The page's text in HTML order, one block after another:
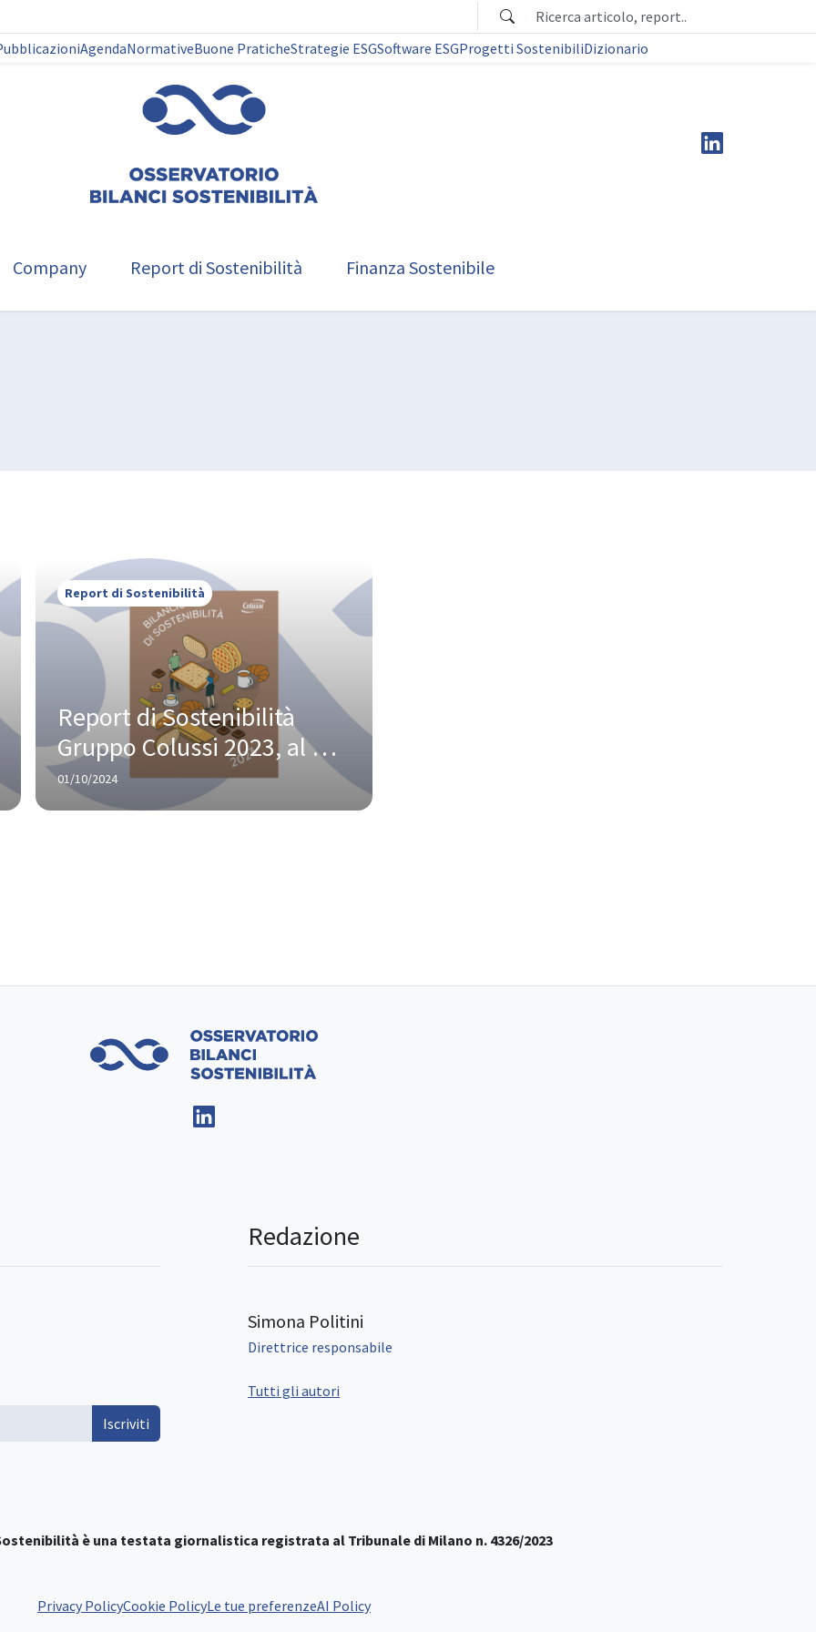
AgendaNormativeBuone PraticheStrategie ESGSoftware ESGProgetti SostenibiliDizionario
Company Report di Sostenibilità Finanza Sostenibile
Report di Sostenibilità
Report di Sostenibilità
Gruppo Colussi 2023, al
centro l’impegno per
filiere, packaging e
01/10/2024
Iscriviti
Redazione
Simona Politini
Direttrice responsabile
Tutti gli autori
è una testata giornalistica registrata al Tribunale di Milano n. 4326/2023
Privacy PolicyCookie PolicyLe tue preferenzeAI Policy